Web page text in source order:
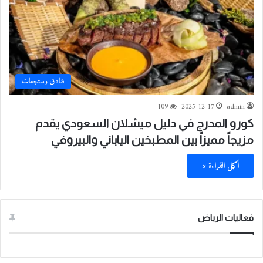
فنادق ومنتجعات
admin
2025-12-17
109
كورو المدرج في دليل ميشلان السعودي يقدم
مزيجاً مميزاً بين المطبخين الياباني والبيروفي
أكمل القراءة »
فعاليات الرياض